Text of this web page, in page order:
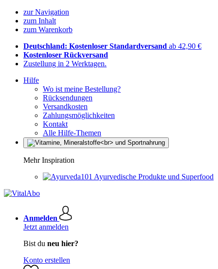
zur Navigation
zum Inhalt
zum Warenkorb
Deutschland: Kostenloser Standardversand ab 42,90 €
Kostenloser Rückversand
Zustellung in 2 Werktagen.
Hilfe
Wo ist meine Bestellung?
Rücksendungen
Versandkosten
Zahlungsmöglichkeiten
Kontakt
Alle Hilfe-Themen
Mehr Inspiration
Ayurvedische Produkte und Superfood
Anmelden
Jetzt anmelden
Bist du neu hier?
Konto erstellen